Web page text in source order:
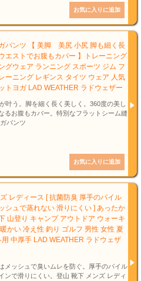
パンツ 【 美脚 美尻 小尻 脚も細く長
エストでお腹もカバー 】トレーニング
グウェア ランニング スポーツ ジム フ
ーニング レギンス タイツ ウェア 人気
トヨガ LAD WEATHER ラドウェザー
叶う。脚を細く長く美しく。360度の美し
るお腹もカバー。特別なフラットシーム縫
パンツ
レディース [ 抗菌防臭 厚手のパイル
シュで蒸れない 滑りにくい ] あったか
山登り キャンプ アウトドア ウォーキ
かい 冷え性 釣り ゴルフ 男性 女性 夏
用 中厚手 LAD WEATHER ラドウェザ
メッシュで臭いムレを防ぐ。厚手のパイル
ンで滑りにくい。登山 靴下 メンズ レディ